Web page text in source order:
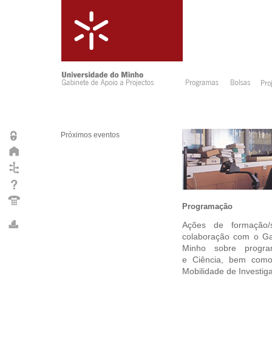
Próximos eventos
Programação
Ações de
colaboração com o
Minho sobre
e Ciência, bem
Mobilidade de